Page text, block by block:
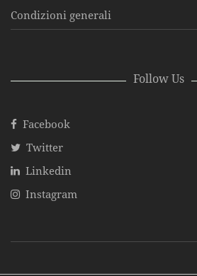
Condizioni generali
Follow Us
Facebook
Twitter
Linkedin
Instagram